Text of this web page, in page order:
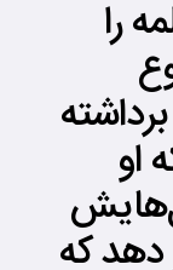
را
او
دهد که